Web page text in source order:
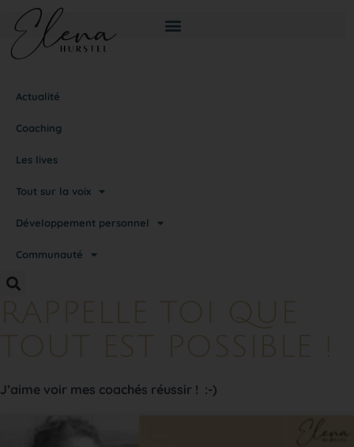
TÉMOIGNAGES
Actualité
Coaching
Les lives
Tout sur la voix
Développement personnel
Communauté
J’aime voir mes coachés réussir ! :-)